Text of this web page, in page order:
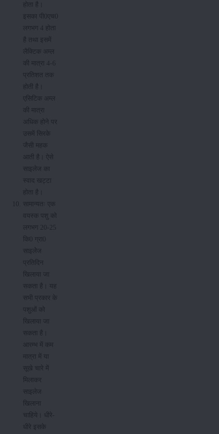
होता है।
इसका पी0एच0
लगभग 4 होता
है तथा इसमें
लैक्टिक अम्ल
की मात्रा 4-6
प्रतिशत तक
होती है।
एसिटिक अम्ल
की मात्रा
अधिक होने पर
उसमें सिरके
जैसी महक
आती है। ऐसे
साइलेज का
स्वाद खट्टा
होता है।
सामान्यतः एक
वयस्क पशु को
लगभग 20-25
कि0 ग्रा0
साइलेेज
प्रतिदिन
खिलाया जा
सकता है। यह
सभी प्रकार के
पशुओं को
खिलाया जा
सकता है।
आरम्भ में कम
मात्रा में या
सूखे चारे में
मिलाकर
साइलेज
खिलाना
चाहिये। धीरे-
धीरे इसके